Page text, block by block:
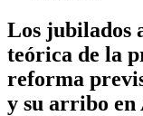
Los jubilados
teórica de la
reforma
y su arribo en